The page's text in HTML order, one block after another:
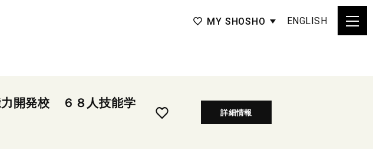
MY SHOSHO ENGLISH
開発校 ６８人技能学
詳細情報